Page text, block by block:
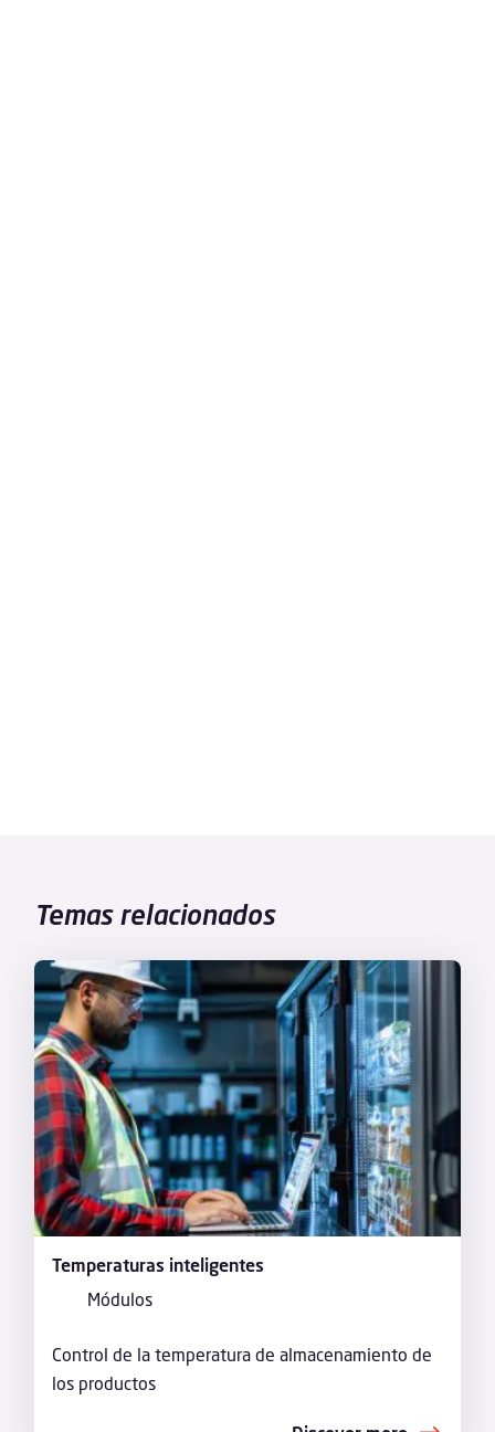
Temas relacionados
Temperaturas inteligentes
Módulos
Control de la temperatura de almacenamiento de
los productos